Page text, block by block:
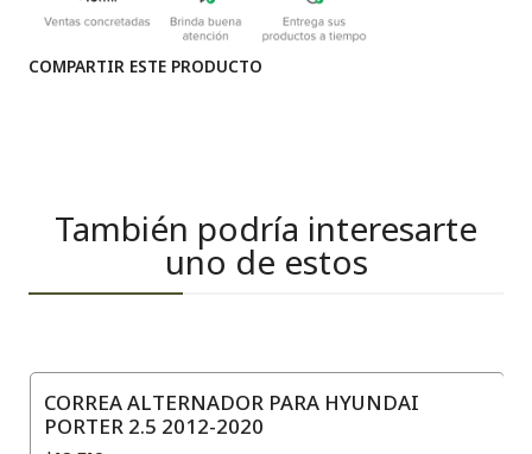
COMPARTIR ESTE PRODUCTO
También podría interesarte
uno de estos
CORREA ALTERNADOR PARA HYUNDAI
PORTER 2.5 2012-2020